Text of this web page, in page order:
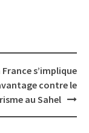
France s’implique
contre le
au Sahel